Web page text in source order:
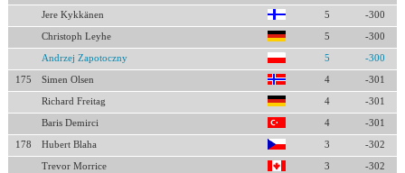
Jere Kykkänen 5 -300
Christoph Leyhe 5 -300
Andrzej Zapotoczny 5 -300
175 Simen Olsen 4 -301
Richard Freitag 4 -301
Baris Demirci 4 -301
178 Hubert Blaha 3 -302
Trevor Morrice 3 -302